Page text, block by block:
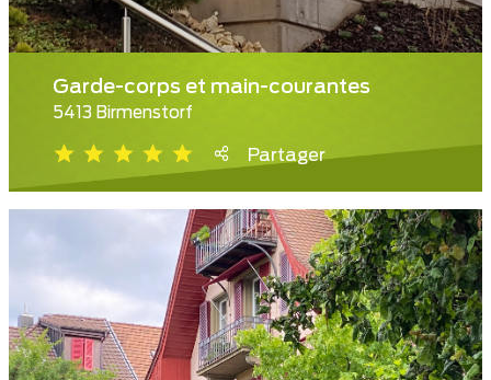
Garde-corps et main-courantes
5413 Birmenstorf
Partager